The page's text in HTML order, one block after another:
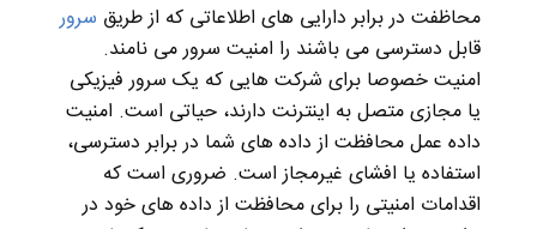
محاظفت در برابر دارایی های اطلاعاتی که از طریق سرور
قابل دسترسی می باشند را امنیت سرور می نامند.
امنیت خصوصا برای شرکت هایی که یک سرور فیزیکی
یا مجازی متصل به اینترنت دارند، حیاتی است. امنیت
داده عمل محافظت از داده های شما در برابر دسترسی،
استفاده یا افشای غیرمجاز است. ضروری است که
اقدامات امنیتی را برای محافظت از داده های خود در